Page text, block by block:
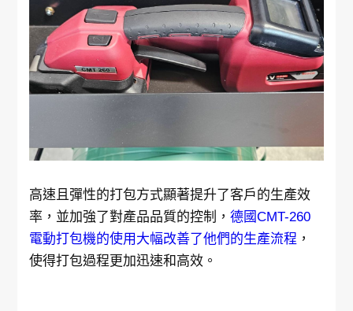
高速且彈性的打包方式顯著提升了客戶的生產效
率，並加強了對產品品質的控制，德國CMT-260
電動打包機的使用大幅改善了他們的生產流程 ，
使得打包過程更加迅速和高效。